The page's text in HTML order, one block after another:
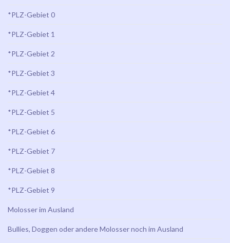
*PLZ-Gebiet 0
*PLZ-Gebiet 1
*PLZ-Gebiet 2
*PLZ-Gebiet 3
*PLZ-Gebiet 4
*PLZ-Gebiet 5
*PLZ-Gebiet 6
*PLZ-Gebiet 7
*PLZ-Gebiet 8
*PLZ-Gebiet 9
Molosser im Ausland
Bullies, Doggen oder andere Molosser noch im Ausland